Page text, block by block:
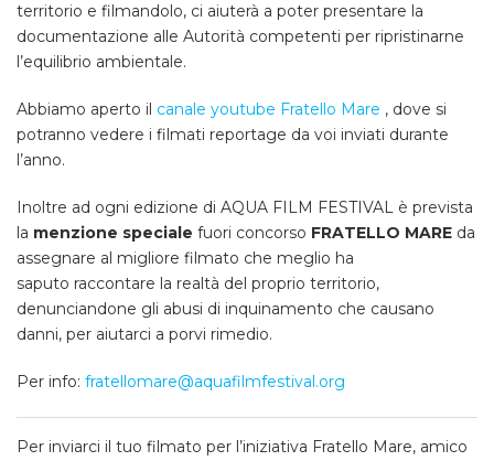
territorio e filmandolo, ci aiuterà a poter presentare la
documentazione alle Autorità competenti per ripristinarne
l’equilibrio ambientale.
Abbiamo aperto il canale youtube Fratello Mare , dove si
potranno vedere i filmati reportage da voi inviati durante
l’anno.
Inoltre ad ogni edizione di AQUA FILM FESTIVAL è prevista
la menzione speciale fuori concorso FRATELLO MARE da
assegnare al migliore filmato che meglio ha
saputo raccontare la realtà del proprio territorio,
denunciandone gli abusi di inquinamento che causano
danni, per aiutarci a porvi rimedio.
Per info: fratellomare@aquafilmfestival.org
Per inviarci il tuo filmato per l’iniziativa Fratello Mare, amico